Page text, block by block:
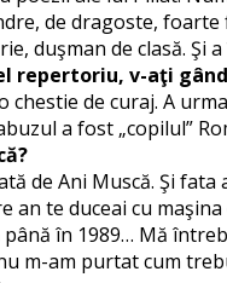
de dragoste,
duşman de clasă. Şi
repertoriu, v-aţi
de curaj. A
a fost „copilul”
de Ani Muscă. Şi
an te duceai cu
în 1989… Mă
m-am purtat cum